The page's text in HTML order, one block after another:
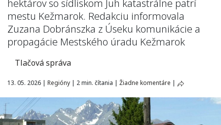
hektárov so sídliskom Juh katastrálne patrí
mestu Kežmarok. Redakciu informovala
Zuzana Dobránszka z Úseku komunikácie a
propagácie Mestského úradu Kežmarok
Tlačová správa
13. 05. 2026 | Regióny | 2 min. čítania | Žiadne komentáre |